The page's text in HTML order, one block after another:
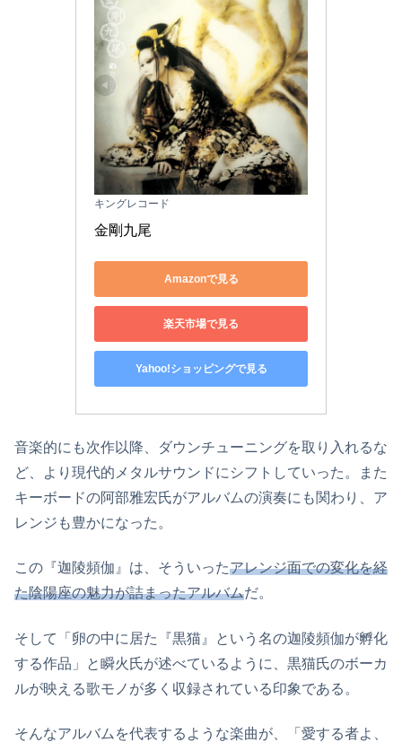
キングレコード
金剛九尾
Amazonで見る
楽天市場で見る
Yahoo!ショッピングで見る
音楽的にも次作以降、ダウンチューニングを取り入れるな
ど、より現代的メタルサウンドにシフトしていった。また
キーボードの阿部雅宏氏がアルバムの演奏にも関わり、ア
レンジも豊かになった。
この『迦陵頻伽』は、そういったアレンジ面での変化を経
た陰陽座の魅力が詰まったアルバムだ。
そして「卵の中に居た『黒猫』という名の迦陵頻伽が孵化
する作品」と瞬火氏が述べているように、黒猫氏のボーカ
ルが映える歌モノが多く収録されている印象である。
そんなアルバムを代表するような楽曲が、「愛する者よ、